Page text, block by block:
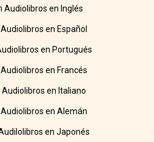
Audiolibros en Inglés
en Español
en Portugués
en Francés
en Italiano
en Alemán
en Japonés